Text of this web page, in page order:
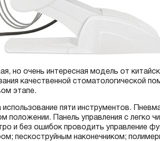
но очень интересная модель от
качественной стоматологической
этапе.
использование пяти инструментов.
положении. Панель управления с легко
и без ошибок проводить управление
пескоструйным наконечником;